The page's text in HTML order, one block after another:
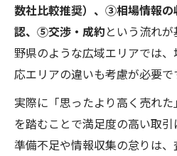
数社比較推奨）、③相場情報
認、⑤交渉・成約という流れ
野県のような広域エリアでは
応エリアの違いも考慮が必要で
実際に「思ったより高く売れ
を踏むことで満足度の高い取引
準備不足や情報収集の怠りは